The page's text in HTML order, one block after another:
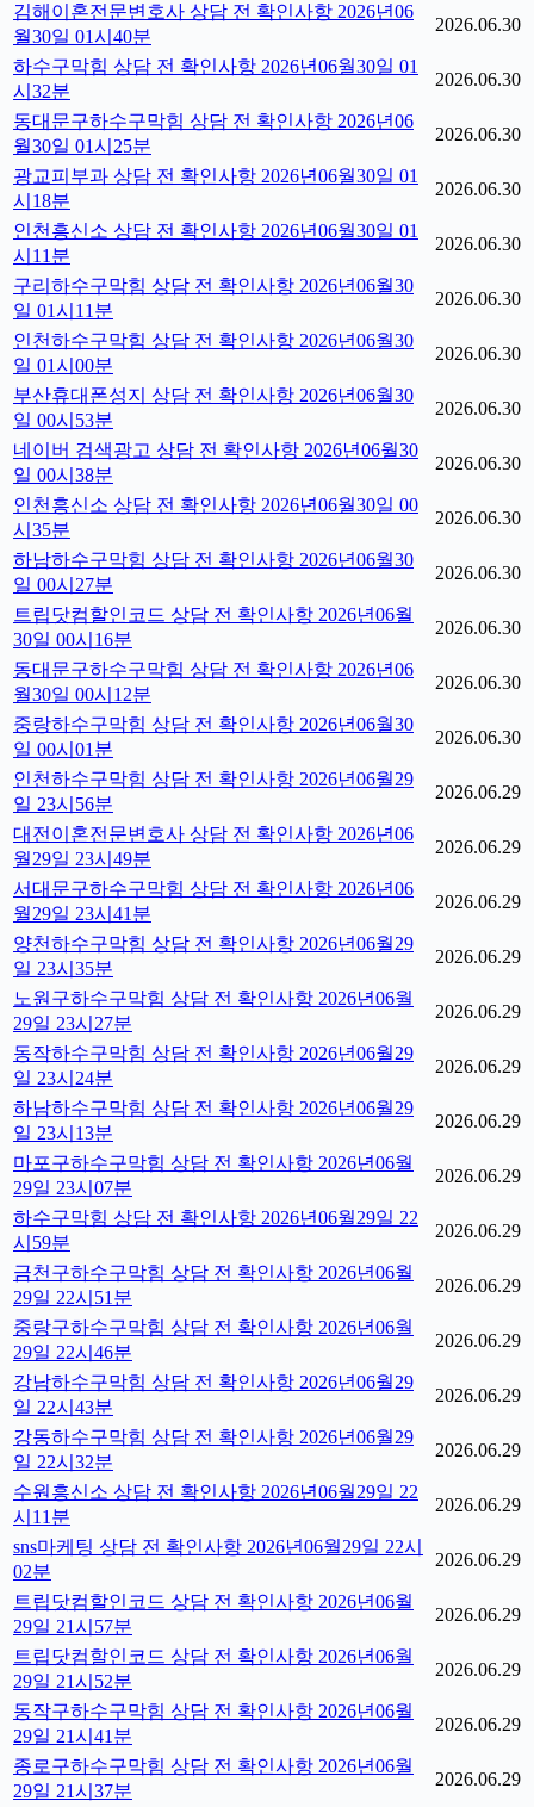
김해이혼전문변호사 상담 전 확인사항 2026년06
월30일 01시40분
2026.06.30
하수구막힘 상담 전 확인사항 2026년06월30일 01
시32분
2026.06.30
동대문구하수구막힘 상담 전 확인사항 2026년06
월30일 01시25분
2026.06.30
광교피부과 상담 전 확인사항 2026년06월30일 01
시18분
2026.06.30
인천흥신소 상담 전 확인사항 2026년06월30일 01
시11분
2026.06.30
구리하수구막힘 상담 전 확인사항 2026년06월30
일 01시11분
2026.06.30
인천하수구막힘 상담 전 확인사항 2026년06월30
일 01시00분
2026.06.30
부산휴대폰성지 상담 전 확인사항 2026년06월30
일 00시53분
2026.06.30
네이버 검색광고 상담 전 확인사항 2026년06월30
일 00시38분
2026.06.30
인천흥신소 상담 전 확인사항 2026년06월30일 00
시35분
2026.06.30
하남하수구막힘 상담 전 확인사항 2026년06월30
일 00시27분
2026.06.30
트립닷컴할인코드 상담 전 확인사항 2026년06월
30일 00시16분
2026.06.30
동대문구하수구막힘 상담 전 확인사항 2026년06
월30일 00시12분
2026.06.30
중랑하수구막힘 상담 전 확인사항 2026년06월30
일 00시01분
2026.06.30
인천하수구막힘 상담 전 확인사항 2026년06월29
일 23시56분
2026.06.29
대전이혼전문변호사 상담 전 확인사항 2026년06
월29일 23시49분
2026.06.29
서대문구하수구막힘 상담 전 확인사항 2026년06
월29일 23시41분
2026.06.29
양천하수구막힘 상담 전 확인사항 2026년06월29
일 23시35분
2026.06.29
노원구하수구막힘 상담 전 확인사항 2026년06월
29일 23시27분
2026.06.29
동작하수구막힘 상담 전 확인사항 2026년06월29
일 23시24분
2026.06.29
하남하수구막힘 상담 전 확인사항 2026년06월29
일 23시13분
2026.06.29
마포구하수구막힘 상담 전 확인사항 2026년06월
29일 23시07분
2026.06.29
하수구막힘 상담 전 확인사항 2026년06월29일 22
시59분
2026.06.29
금천구하수구막힘 상담 전 확인사항 2026년06월
29일 22시51분
2026.06.29
중랑구하수구막힘 상담 전 확인사항 2026년06월
29일 22시46분
2026.06.29
강남하수구막힘 상담 전 확인사항 2026년06월29
일 22시43분
2026.06.29
강동하수구막힘 상담 전 확인사항 2026년06월29
일 22시32분
2026.06.29
수원흥신소 상담 전 확인사항 2026년06월29일 22
시11분
2026.06.29
sns마케팅 상담 전 확인사항 2026년06월29일 22시
02분
2026.06.29
트립닷컴할인코드 상담 전 확인사항 2026년06월
29일 21시57분
2026.06.29
트립닷컴할인코드 상담 전 확인사항 2026년06월
29일 21시52분
2026.06.29
동작구하수구막힘 상담 전 확인사항 2026년06월
29일 21시41분
2026.06.29
종로구하수구막힘 상담 전 확인사항 2026년06월
29일 21시37분
2026.06.29